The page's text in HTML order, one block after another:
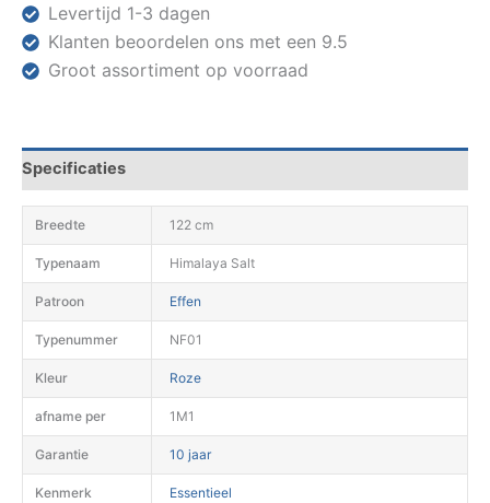
Levertijd 1-3 dagen
Klanten beoordelen ons met een 9.5
Groot assortiment op voorraad
Specificaties
Breedte 122 cm
Typenaam Himalaya Salt
Patroon Effen
Typenummer NF01
Kleur Roze
afname per 1M1
Garantie 10 jaar
Kenmerk Essentieel